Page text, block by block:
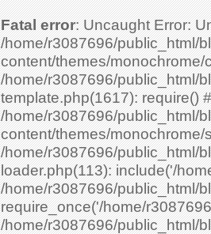
Fatal error: Uncaught Error: Undefined constant "cs_print_smilies" in
/home/r3087696/public_html/
content/themes/
/home/r3087696/public_html/
template.php(1617): require()
/home/r3087696/public_html/
content/themes/
/home/r3087696/public_html/
loader.php(113): include('/
/home/r3087696/public_html/
require_once('/home/
/home/r3087696/public_html/